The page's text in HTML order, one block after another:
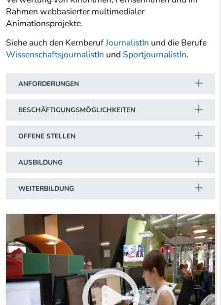
Rahmen webbasierter multimedialer
Animationsprojekte.
Siehe auch den KernberufJournalistIn und die Berufe
WissenschaftsjournalistIn und SportjournalistIn.
ANFORDERUNGEN
BESCHÄFTIGUNGSMÖGLICHKEITEN
OFFENE STELLEN
AUSBILDUNG
WEITERBILDUNG